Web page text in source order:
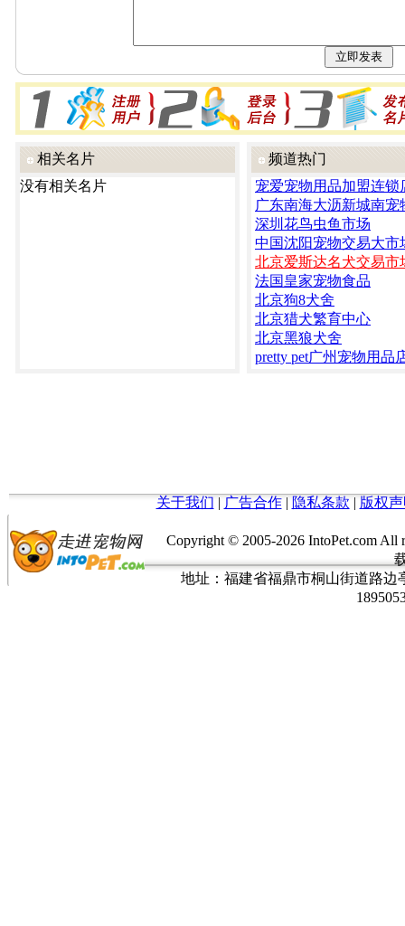
相关名片
没有相关名片
频道热门
宠爱宠物用品加盟连锁
广东南海大沥新城南宠
深圳花鸟虫鱼市场
中国沈阳宠物交易大市
北京爱斯达名犬交易市
法国皇家宠物食品
北京狗8犬舍
北京猎犬繁育中心
北京黑狼犬舍
pretty pet广州宠物用品
关于我们 | 广告合作| 隐私条款 | 版权
Copyright © 2005-2026 IntoPet.com
地址：福建省福鼎市桐山街道路边